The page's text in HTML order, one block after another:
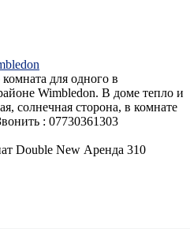
для одного в
Wimbledon. В доме тепло и
солнечная сторона, в комнате
: 07730361303
Double New Аренда 310